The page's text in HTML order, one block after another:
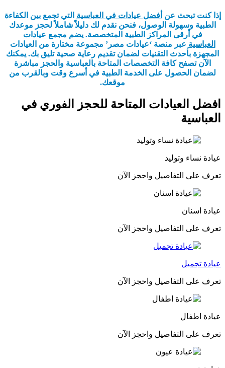
إذا كنت تبحث عن أفضل عيادات في العباسية التي تجمع بين الكفاءة
الطبية وسهولة الوصول، فنحن نقدم لك دليلاً شاملاً لحجز موعدك
في أرقى المراكز الطبية المتخصصة. يضم مجمع عيادات
العباسية عبر منصة ‘عيادات مصر’ مجموعة مختارة من العيادات
المجهزة بأحدث التقنيات لضمان تقديم رعاية صحية تليق بك. يمكنك
الآن تصفح كافة التخصصات المتاحة بالعباسية والحجز مباشرة
لضمان الحصول على الخدمة الطبية في أسرع وقت وبالقرب من
موقعك.
افضل العيادات المتاحة للحجز الفوري في
العباسية
عيادة نساء وتوليد
تعرف على التفاصيل واحجز الآن
عيادة اسنان
تعرف على التفاصيل واحجز الآن
عيادة تجميل
تعرف على التفاصيل واحجز الآن
عيادة اطفال
تعرف على التفاصيل واحجز الآن